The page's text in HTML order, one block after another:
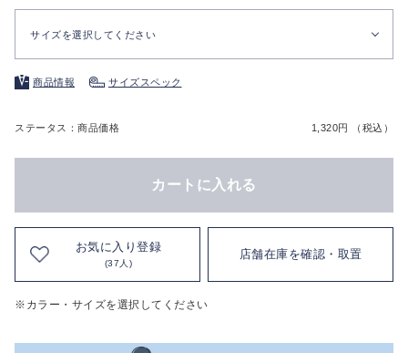
サイズを選択してください
商品情報 サイズスペック
ステータス：商品価格 1,320円 （税込）
カートに入れる
お気に入り登録
(37人)
店舗在庫を確認・取置
※カラー・サイズを選択してください